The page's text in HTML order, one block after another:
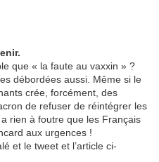
que « la faute au vaxxin » ?
débordées aussi. Même si le
crée, forcément, des
de refuser de réintégrer les
rien à foutre que les Français
aux urgences !
et le tweet et l’article ci-